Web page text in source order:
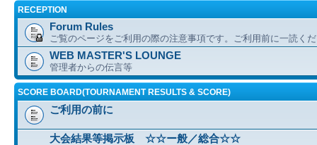
RECEPTION
Forum Rules
ご覧のページをご利用の際の注意事項です。ご利用前に一読く
WEB MASTER'S LOUNGE
管理者からの伝言等
SCORE BOARD(TOURNAMENT RESULTS & SCORE)
ご利用の前に
大会結果等掲示板 ☆☆ー般／総合☆☆